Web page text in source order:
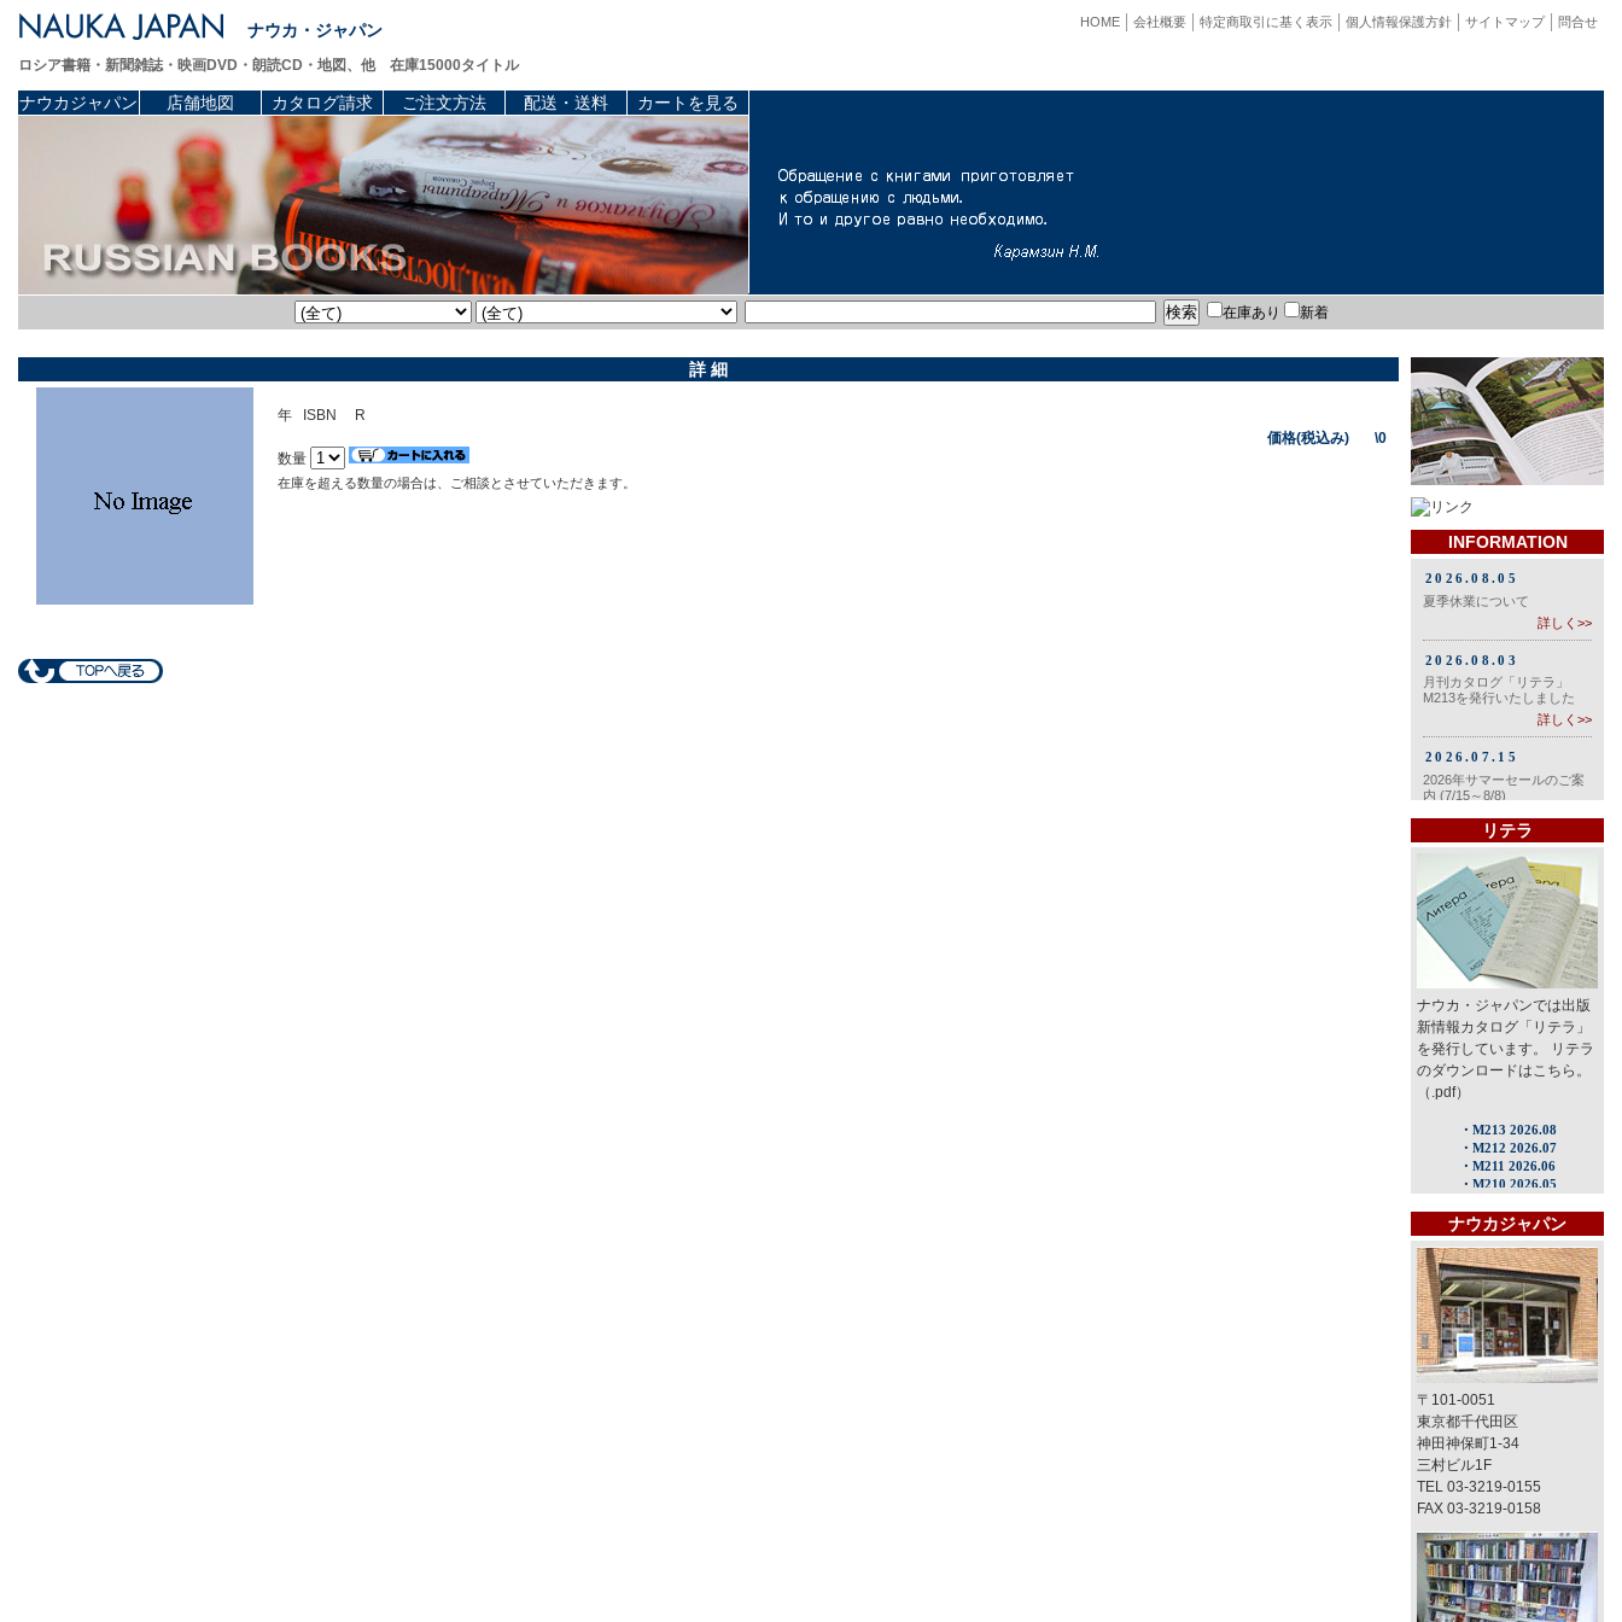
ナウカ・ジャパン 問合せ
サイトマップ
個人情報保護方針
特定商取引に基く表示
会社概要
HOME
ロシア書籍・新聞雑誌・映画DVD・朗読CD・地図、他 在庫15000タイトル
ナウカジャパン 店舗地図 カタログ請求 ご注文方法 配送・送料 カートを見る
在庫あり 新着
詳 細
年 ISBN R
価格(税込み) \0
数量
在庫を超える数量の場合は、ご相談とさせていただきます。
INFORMATION
リテラ
ナウカ・ジャパンでは出版
新情報カタログ「リテラ」
を発行しています。 リテラ
のダウンロードはこちら。
（.pdf）
ナウカジャパン
〒101-0051
東京都千代田区
神田神保町1-34
三村ビル1F
TEL 03-3219-0155
FAX 03-3219-0158